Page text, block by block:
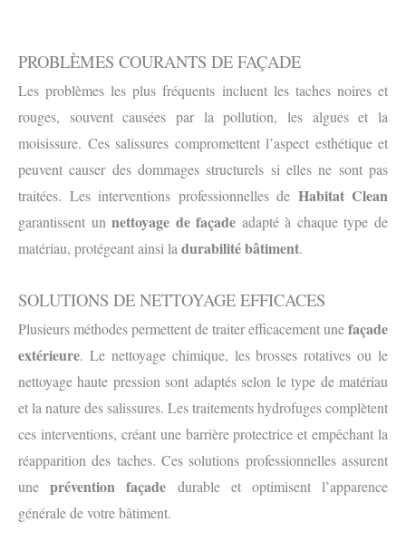
PROBLÈMES COURANTS DE FAÇADE
Les problèmes les plus fréquents incluent les taches noires et
rouges, souvent causées par la pollution, les algues et la
moisissure. Ces salissures compromettent l’aspect esthétique et
peuvent causer des dommages structurels si elles ne sont pas
traitées. Les interventions professionnelles de Habitat Clean
garantissent unnettoyage de façade adapté à chaque type de
matériau, protégeant ainsi la durabilité bâtiment.
SOLUTIONS DE NETTOYAGE EFFICACES
Plusieurs méthodes permettent de traiter efficacement unefaçade
extérieure. Le nettoyage chimique, les brosses rotatives ou le
nettoyage haute pression sont adaptés selon le type de matériau
et la nature des salissures. Les traitements hydrofuges complètent
ces interventions, créant une barrière protectrice et empêchant la
réapparition des taches. Ces solutions professionnelles assurent
uneprévention façade durable et optimisent l’apparence
générale de votre bâtiment.